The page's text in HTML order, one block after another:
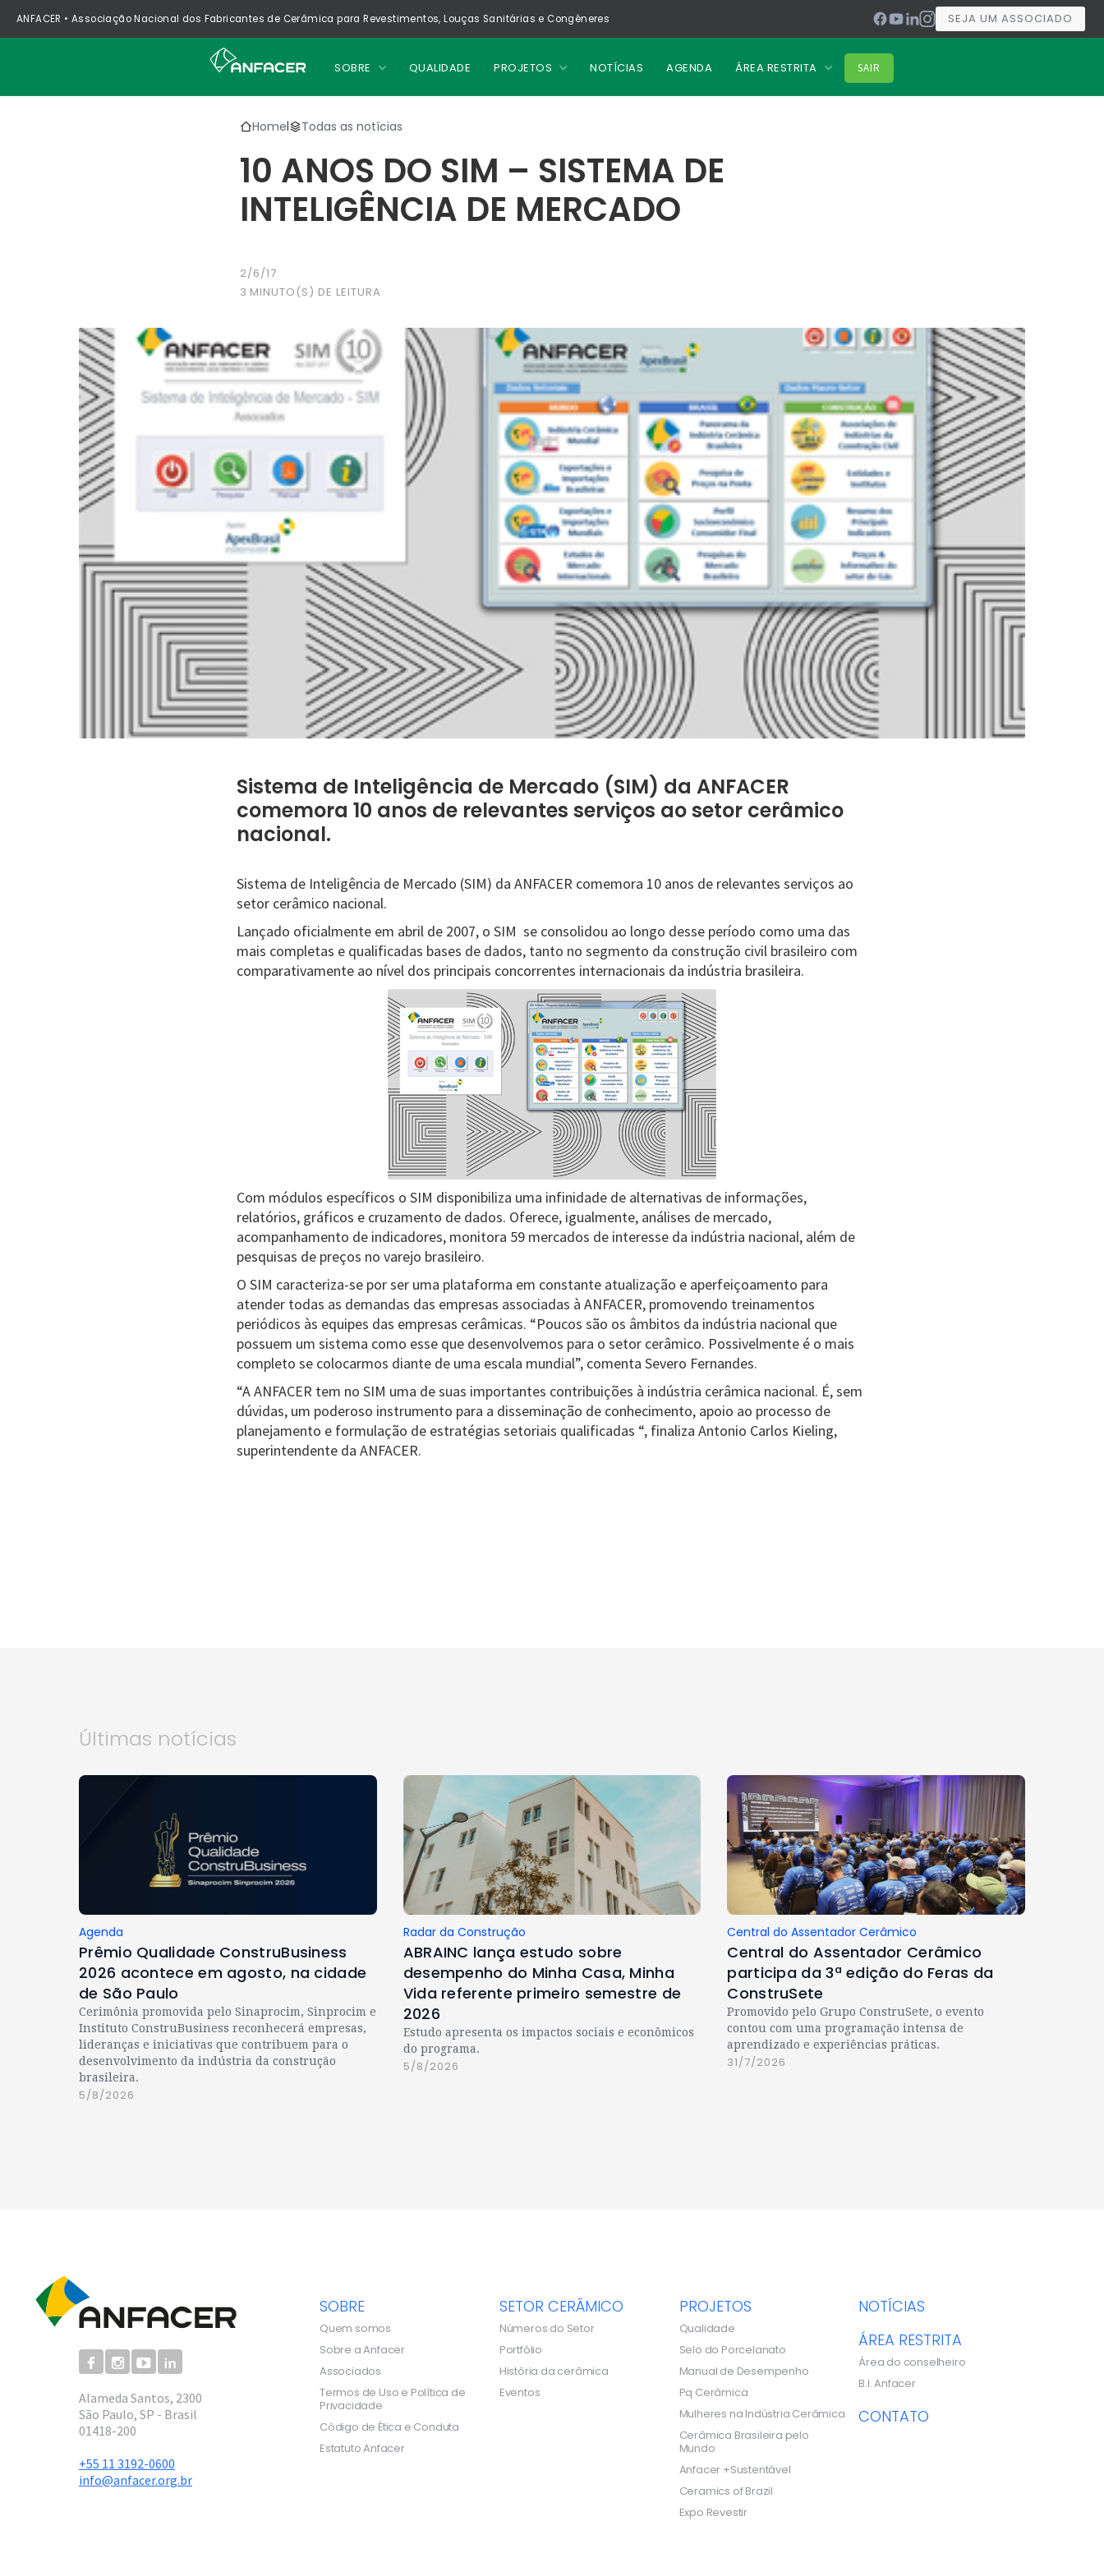
ANFACER • Associação Nacional dos Fabricantes de Cerâmica para Revestimentos, Louças Sanitárias e Congêneres SEJA UM ASSOCIADO
SOBRE QUALIDADE PROJETOS NOTÍCIAS AGENDA ÁREA RESTRITA SAIR
Home| Todas as notícias
10 ANOS DO SIM – SISTEMA DE
INTELIGÊNCIA DE MERCADO
2/6/17
3 MINUTO(S) DE LEITURA
Sistema de Inteligência de Mercado (SIM) da ANFACER
comemora 10 anos de relevantes serviços ao setor cerâmico
nacional.
Sistema de Inteligência de Mercado (SIM) da ANFACER comemora 10 anos de relevantes serviços ao
setor cerâmico nacional.
Lançado oficialmente em abril de 2007, o SIM se consolidou ao longo desse período como uma das
mais completas e qualificadas bases de dados, tanto no segmento da construção civil brasileiro com
comparativamente ao nível dos principais concorrentes internacionais da indústria brasileira.
Com módulos específicos o SIM disponibiliza uma infinidade de alternativas de informações,
relatórios, gráficos e cruzamento de dados. Oferece, igualmente, análises de mercado,
acompanhamento de indicadores, monitora 59 mercados de interesse da indústria nacional, além de
pesquisas de preços no varejo brasileiro.
O SIM caracteriza-se por ser uma plataforma em constante atualização e aperfeiçoamento para
atender todas as demandas das empresas associadas à ANFACER, promovendo treinamentos
periódicos às equipes das empresas cerâmicas. “Poucos são os âmbitos da indústria nacional que
possuem um sistema como esse que desenvolvemos para o setor cerâmico. Possivelmente é o mais
completo se colocarmos diante de uma escala mundial”, comenta Severo Fernandes.
“A ANFACER tem no SIM uma de suas importantes contribuições à indústria cerâmica nacional. É, sem
dúvidas, um poderoso instrumento para a disseminação de conhecimento, apoio ao processo de
planejamento e formulação de estratégias setoriais qualificadas “, finaliza Antonio Carlos Kieling,
superintendente da ANFACER.
Últimas notícias
Agenda
Prêmio Qualidade ConstruBusiness
2026 acontece em agosto, na cidade
de São Paulo
Cerimônia promovida pelo Sinaprocim, Sinprocim e
Instituto ConstruBusiness reconhecerá empresas,
lideranças e iniciativas que contribuem para o
desenvolvimento da indústria da construção
brasileira.
5/8/2026
Radar da Construção
ABRAINC lança estudo sobre
desempenho do Minha Casa, Minha
Vida referente primeiro semestre de
2026
Estudo apresenta os impactos sociais e econômicos
do programa.
5/8/2026
Central do Assentador Cerâmico
Central do Assentador Cerâmico
participa da 3ª edição do Feras da
ConstruSete
Promovido pelo Grupo ConstruSete, o evento
contou com uma programação intensa de
aprendizado e experiências práticas.
31/7/2026
Alameda Santos, 2300
São Paulo, SP - Brasil
01418-200
+55 11 3192-0600
info@anfacer.org.br
SOBRE
Quem somos
Sobre a Anfacer
Associados
Termos de Uso e Política de
Privacidade
Código de Ética e Conduta
Estatuto Anfacer
SETOR CERÂMICO
Números do Setor
Portfólio
História da cerâmica
Eventos
PROJETOS
Qualidade
Selo do Porcelanato
Manual de Desempenho
Pq Cerâmica
Mulheres na Indústria Cerâmica
Cerâmica Brasileira pelo
Mundo
Anfacer +Sustentável
Ceramics of Brazil
Expo Revestir
NOTÍCIAS
ÁREA RESTRITA
Área do conselheiro
B.I. Anfacer
CONTATO